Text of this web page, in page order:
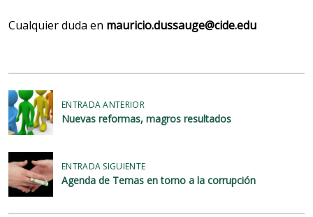
Cualquier duda en mauricio.dussauge@cide.edu
N
a
v
e
g
a
ENTRADA ANTERIOR
Nuevas reformas, magros resultados
ENTRADA SIGUIENTE
Agenda de Temas en torno a la corrupción